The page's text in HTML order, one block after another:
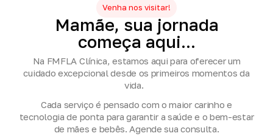
Venha nos visitar!
Mamãe, sua jornada
começa aqui...
Na FMFLA Clínica, estamos aqui para oferecer um
cuidado excepcional desde os primeiros momentos da
vida.
Cada serviço é pensado com o maior carinho e
tecnologia de ponta para garantir a saúde e o bem-estar
de mães e bebês. Agende sua consulta.